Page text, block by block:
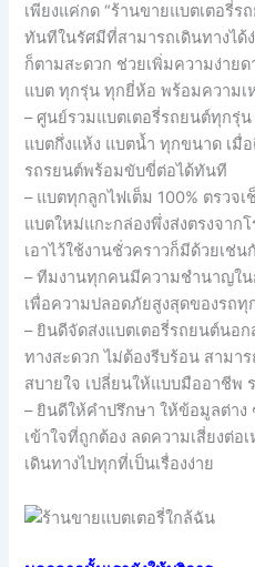
เพียงแค่กด “ร้านขายแบตเตอรี่ร
ทันทีในรัศมีที่สามารถเดินทางได้
ก็ตามสะดวก ช่วยเพิ่มความง่าย
แบต ทุกรุ่น ทุกยี่ห้อ พร้อมความ
– ศูนย์รวมแบตเตอรี่รถยนต์ทุกรุ่
แบตกึ่งแห้ง แบตน้ำ ทุกขนาด เมื่
รถรยนต์พร้อมขับขี่ต่อได้ทันที
– แบตทุกลูกไฟเต็ม 100% ตรวจ
แบตใหม่แกะกล่องพึ่งส่งตรงจาก
เอาไว้ใช้งานชั่วคราวก็มีด้วยเช่น
– ทีมงานทุกคนมีความชำนาญใน
เพื่อความปลอดภัยสูงสุดของรถ
– ยินดีจัดส่งแบตเตอรี่รถยนต์นอ
ทางสะดวก ไม่ต้องรีบร้อน สามา
สบายใจ เปลี่ยนให้แบบมืออาชีพ ร
– ยินดีให้คำปรึกษา ให้ข้อมูลต่าง
เข้าใจที่ถูกต้อง ลดความเสี่ยงต่
เดินทางไปทุกที่เป็นเรื่องง่าย